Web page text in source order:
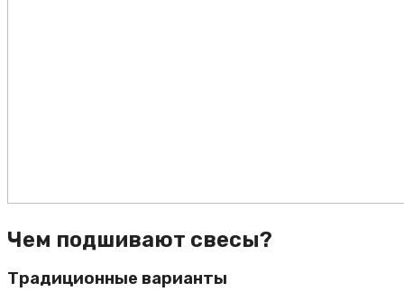
Чем подшивают свесы?
Традиционные варианты